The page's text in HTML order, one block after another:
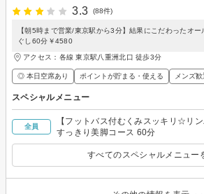
3.3
(88件)
【朝5時まで営業/東京駅から3分】結果にこだわったオ
ぐし60分￥4580
アクセス：各線 東京駅八重洲北口 徒歩3分
◎ 本日空席あり ポイントが貯まる・使える メンズ歓
スペシャルメニュー
全員
【フットバス付むくみスッキリ☆リ
すっきり美脚コース 60分
すべてのスペシャルメニュー